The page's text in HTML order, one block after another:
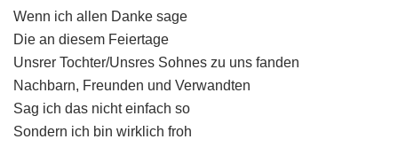
Wenn ich allen Danke sage
Die an diesem Feiertage
Unsrer Tochter/Unsres Sohnes zu uns fanden
Nachbarn, Freunden und Verwandten
Sag ich das nicht einfach so
Sondern ich bin wirklich froh